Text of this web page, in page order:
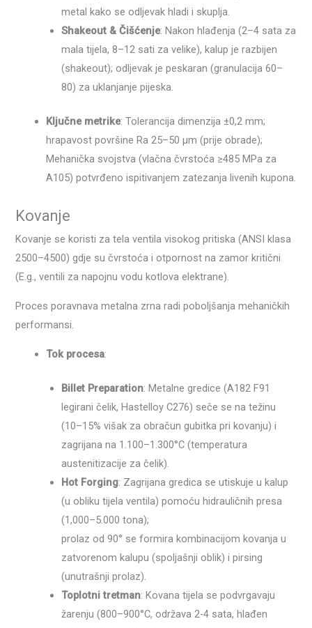
metal kako se odljevak hladi i skuplja.
Shakeout & Čišćenje: Nakon hlađenja (2–4 sata za
mala tijela, 8–12 sati za velike), kalup je razbijen
(shakeout); odljevak je peskaran (granulacija 60–
80) za uklanjanje pijeska.
Ključne metrike: Tolerancija dimenzija ±0,2 mm;
hrapavost površine Ra 25–50 μm (prije obrade);
Mehanička svojstva (vlačna čvrstoća ≥485 MPa za
A105) potvrđeno ispitivanjem zatezanja livenih kupona.
Kovanje
Kovanje se koristi za tela ventila visokog pritiska (ANSI klasa
2500–4500) gdje su čvrstoća i otpornost na zamor kritični
(E.g., ventili za napojnu vodu kotlova elektrane).
Proces poravnava metalna zrna radi poboljšanja mehaničkih
performansi.
Tok procesa:
Billet Preparation: Metalne gredice (A182 F91
legirani čelik, Hastelloy C276) seče se na težinu
(10–15% višak za obračun gubitka pri kovanju) i
zagrijana na 1.100–1.300°C (temperatura
austenitizacije za čelik).
Hot Forging: Zagrijana gredica se utiskuje u kalup
(u obliku tijela ventila) pomoću hidrauličnih presa
(1,000–5.000 tona);
prolaz od 90° se formira kombinacijom kovanja u
zatvorenom kalupu (spoljašnji oblik) i pirsing
(unutrašnji prolaz).
Toplotni tretman: Kovana tijela se podvrgavaju
žarenju (800–900°C, održava 2-4 sata, hlađen